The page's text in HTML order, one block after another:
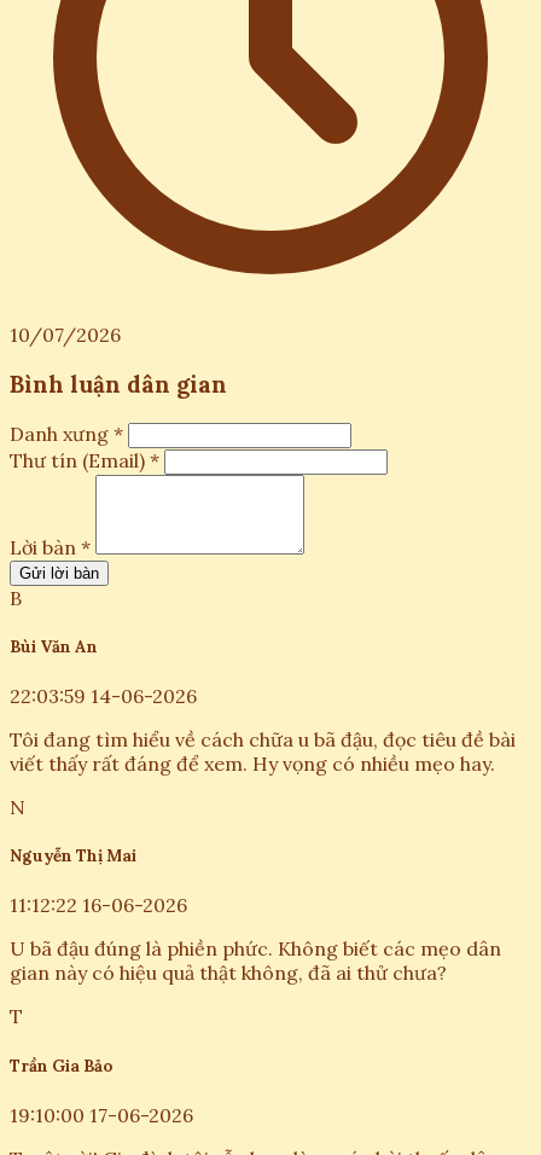
10/07/2026
Bình luận dân gian
Danh xưng *
Thư tín (Email) *
Lời bàn *
Gửi lời bàn
B
Bùi Văn An
22:03:59 14-06-2026
Tôi đang tìm hiểu về cách chữa u bã đậu, đọc tiêu đề bài
viết thấy rất đáng để xem. Hy vọng có nhiều mẹo hay.
N
Nguyễn Thị Mai
11:12:22 16-06-2026
U bã đậu đúng là phiền phức. Không biết các mẹo dân
gian này có hiệu quả thật không, đã ai thử chưa?
T
Trần Gia Bảo
19:10:00 17-06-2026